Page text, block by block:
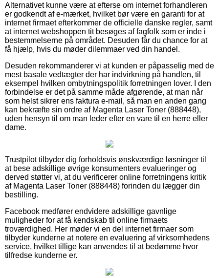
Alternativet kunne være at efterse om internet forhandleren
er godkendt af e-mærket, hvilket bør være en garanti for at
internet firmaet efterkommer de officielle danske regler, samt
at internet webshoppen tit besøges af fagfolk som er inde i
bestemmelserne på området. Desuden får du chance for at
få hjælp, hvis du møder dilemmaer ved din handel.
Desuden rekommanderer vi at kunden er påpasselig med de
mest basale vedtægter der har indvirkning på handlen, til
eksempel hvilken ombytningspolitik forretningen lover. I den
forbindelse er det på samme måde afgørende, at man når
som helst sikrer ens faktura e-mail, så man en anden gang
kan bekræfte sin ordre af Magenta Laser Toner (888448),
uden hensyn til om man leder efter en vare til en herre eller
dame.
Trustpilot tilbyder dig forholdsvis ønskværdige løsninger til
at bese adskillige øvrige konsumenters evalueringer og
derved støtter vi, at du verificerer online forretningens kritik
af Magenta Laser Toner (888448) forinden du lægger din
bestilling.
Facebook medfører endvidere adskillige gavnlige
muligheder for at få kendskab til online firmaets
troværdighed. Her møder vi en del internet firmaer som
tilbyder kunderne at notere en evaluering af virksomhedens
service, hvilket tillige kan anvendes til at bedømme hvor
tilfredse kunderne er.